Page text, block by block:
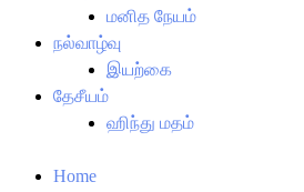
மனித நேயம்
நல்வாழ்வு
இயற்கை
தேசீயம்
ஹிந்து மதம்
Home